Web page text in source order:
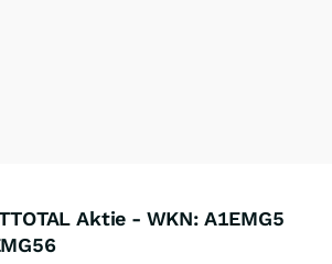
Aktie - WKN: A1EMG5